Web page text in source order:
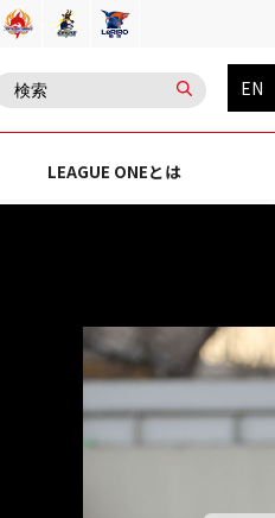
EN
LEAGUE ONEとは